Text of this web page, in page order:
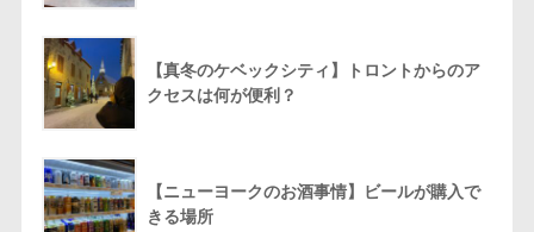
【真冬のケベックシティ】トロントからのア
クセスは何が便利？
【ニューヨークのお酒事情】ビールが購入で
きる場所